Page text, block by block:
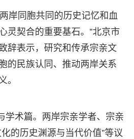
岸同胞共同的历史记忆和血
灵契合的重要基石。”北京市
辞表示，研究和传承宗亲文
的民族认同、推动两岸关系
。
学术篇。两岸宗亲学者、宗亲
的历史渊源与当代价值”等议